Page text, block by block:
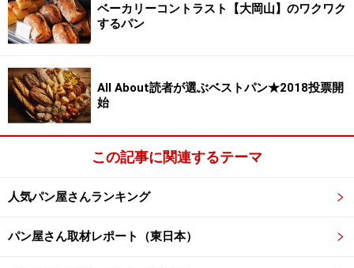
ヨシダベーカリーのパンはどれも「シンプル」なのだけ
れど、そう一言では片付けられない。わたしは、これは
国産小麦の素顔だと思いました。素っぴんでも美人。ノ
ーメイクで結構なのだと。
※記事内容は執筆時点のものです。最新の内容をご確認くださ
※メニューや料金などのデータは、取材時または記事公開時点で
の内容です。
1 /2
ベーカリーコントラスト【大岡山】のワクワク
するパン
All About読者が選ぶベストパン★2018投票開
始
この記事に関連するテーマ
人気パン屋さんランキング
パン屋さん取材レポート（東日本）